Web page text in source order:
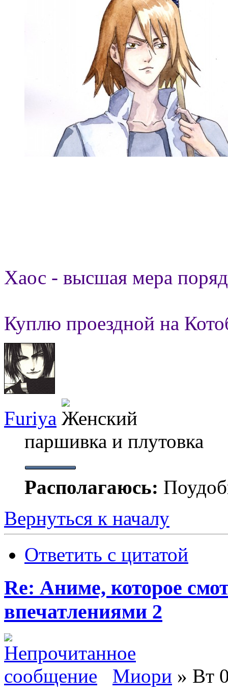
Хаос - высшая мера
Куплю проездной на
Furiya
паршивка и плутовка
Располагаюсь:
Вернуться к началу
Ответить с цитатой
Re: Аниме, которое
впечатлениями 2
Миори » Вт